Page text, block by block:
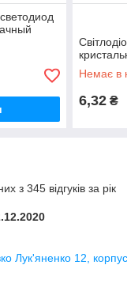
Немає в
6,32 ₴
з 345 відгуків за рік
Лук'яненко 12, корпус